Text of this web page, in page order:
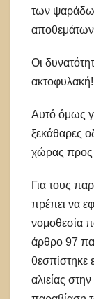
των
Οι
Αυτό όμως
ξεκάθαρες
χώρας προς
Για τους
πρέπει να
νομοθεσία
άρθρο 97
θεσπίστηκε
αλιείας